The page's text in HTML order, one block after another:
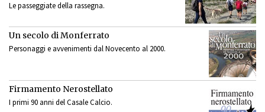
Le passeggiate della rassegna.
Un secolo di Monferrato
Personaggi e avvenimenti dal Novecento al 2000.
Firmamento Nerostellato
I primi 90 anni del Casale Calcio.